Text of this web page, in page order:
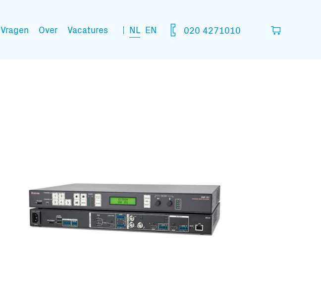
020 4271010
NL EN
Vragen Over Vacatures
Transport informatie:
Totaal volume: Totaal gewicht: